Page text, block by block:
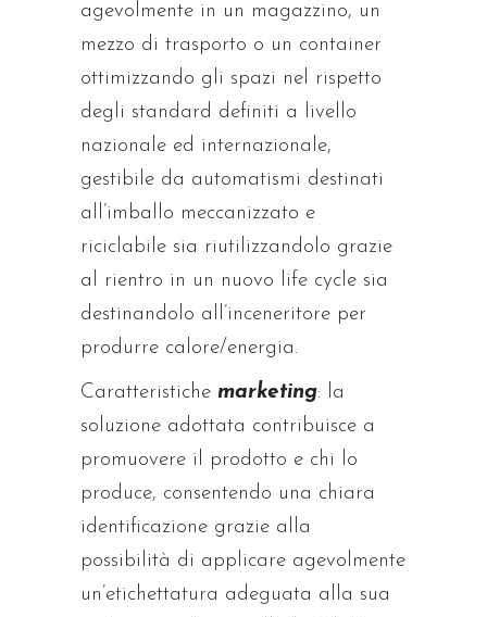
agevolmente in un magazzino, un
mezzo di trasporto o un container
ottimizzando gli spazi nel rispetto
degli standard definiti a livello
nazionale ed internazionale,
gestibile da automatismi destinati
all’imballo meccanizzato e
riciclabile sia riutilizzandolo grazie
al rientro in un nuovo life cycle sia
destinandolo all’inceneritore per
produrre calore/energia.
Caratteristiche marketing: la
soluzione adottata contribuisce a
promuovere il prodotto e chi lo
produce, consentendo una chiara
identificazione grazie alla
possibilità di applicare agevolmente
un’etichettatura adeguata alla sua